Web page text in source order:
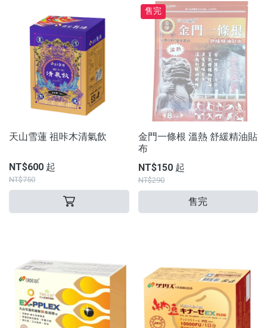
天山雪蓮 祖咔木清氣飲
NT$600 起
NT$750
售完
金門一條根 溫熱 舒緩精油貼
布
NT$150 起
NT$290
售完